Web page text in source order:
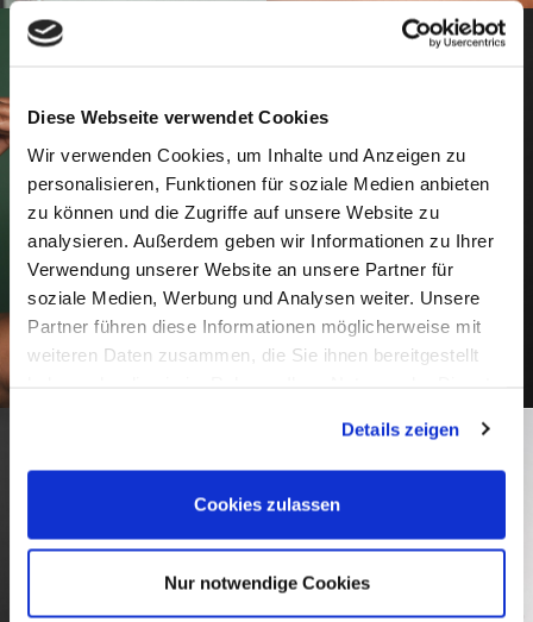
Diese Webseite verwendet Cookies
Wir verwenden Cookies, um Inhalte und Anzeigen zu
personalisieren, Funktionen für soziale Medien anbieten
zu können und die Zugriffe auf unsere Website zu
analysieren. Außerdem geben wir Informationen zu Ihrer
Verwendung unserer Website an unsere Partner für
soziale Medien, Werbung und Analysen weiter. Unsere
Partner führen diese Informationen möglicherweise mit
weiteren Daten zusammen, die Sie ihnen bereitgestellt
Details zeigen
Cookies zulassen
Nur notwendige Cookies